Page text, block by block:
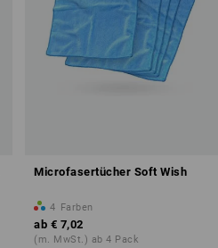
Microfasertücher Soft Wish
4 Farben
ab € 7,02
(m. MwSt.) ab 4 Pack